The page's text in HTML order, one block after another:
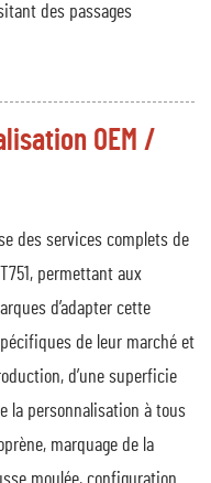
des passages
OEM /
des services complets de
permettant aux
d’adapter cette
de leur marché et
d’une superficie
la personnalisation à tous
marquage de la